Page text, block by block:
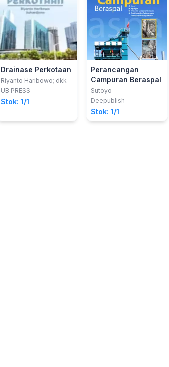
Drainase Perkotaan
Riyanto Haribowo; dkk
UB PRESS
Stok: 1/1
Perancangan
Campuran Beraspal
Sutoyo
Deepublish
Stok: 1/1